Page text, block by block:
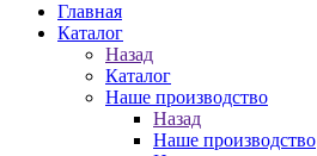
Главная
Каталог
Назад
Каталог
Наше производство
Назад
Наше производство